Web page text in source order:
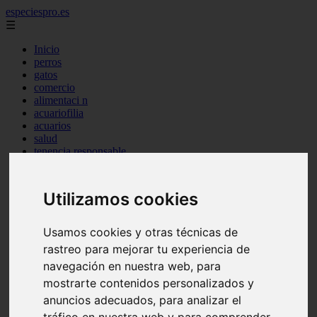
Utilizamos cookies
Usamos cookies y otras técnicas de
rastreo para mejorar tu experiencia de
navegación en nuestra web, para
mostrarte contenidos personalizados y
anuncios adecuados, para analizar el
especiespro.es
☰
Inicio
perros
gatos
comercio
alimentaci n
acuariofilia
acuarios
salud
tenencia responsable
marketing
peque os mam feros
verano
legislaci n
peluquer a
accesorios
peluquer a canina
complementos